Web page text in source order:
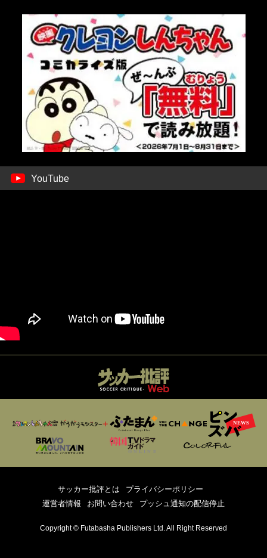
YouTube
サッカー批評とは
プライバシーポリシー
運営者情報
お問い合わせ プッシュ通知の配信停止
Copyright © Futabasha Publishers Ltd. All Right Reserved